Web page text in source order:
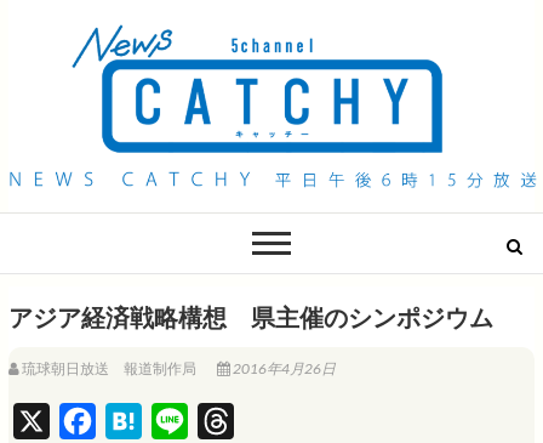
QAB NEWS Headline
アジア経済戦略構想 県主催のシンポジウム
琉球朝日放送 報道制作局 2016年4月26日
H